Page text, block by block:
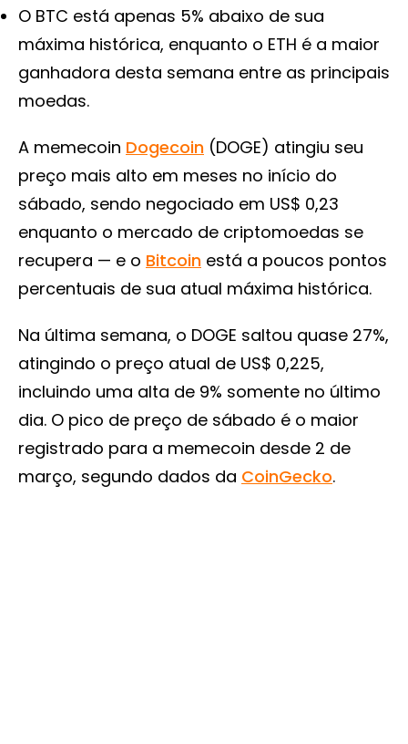
O BTC está apenas 5% abaixo de sua
máxima histórica, enquanto o ETH é a maior
ganhadora desta semana entre as principais
moedas.
A memecoin Dogecoin (DOGE) atingiu seu
preço mais alto em meses no início do
sábado, sendo negociado em US$ 0,23
enquanto o mercado de criptomoedas se
recupera — e o Bitcoin está a poucos pontos
percentuais de sua atual máxima histórica.
Na última semana, o DOGE saltou quase 27%,
atingindo o preço atual de US$ 0,225,
incluindo uma alta de 9% somente no último
dia. O pico de preço de sábado é o maior
registrado para a memecoin desde 2 de
março, segundo dados da CoinGecko.